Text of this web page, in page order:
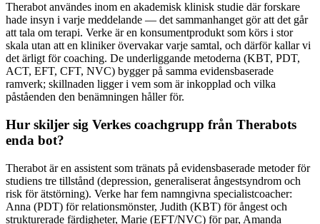
Therabot användes inom en akademisk klinisk studie där forskare
hade insyn i varje meddelande — det sammanhanget gör att det går
att tala om terapi. Verke är en konsumentprodukt som körs i stor
skala utan att en kliniker övervakar varje samtal, och därför kallar vi
det ärligt för coaching. De underliggande metoderna (KBT, PDT,
ACT, EFT, CFT, NVC) bygger på samma evidensbaserade
ramverk; skillnaden ligger i vem som är inkopplad och vilka
påståenden den benämningen håller för.
Hur skiljer sig Verkes coachgrupp från Therabots
enda bot?
Therabot är en assistent som tränats på evidensbaserade metoder för
studiens tre tillstånd (depression, generaliserat ångestsyndrom och
risk för ätstörning). Verke har fem namngivna specialistcoacher:
Anna (PDT) för relationsmönster, Judith (KBT) för ångest och
strukturerade färdigheter, Marie (EFT/NVC) för par, Amanda